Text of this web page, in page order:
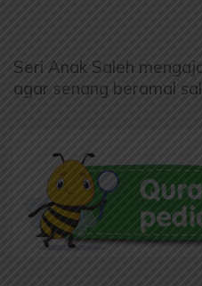
Seri Anak Saleh
agar senang beramal